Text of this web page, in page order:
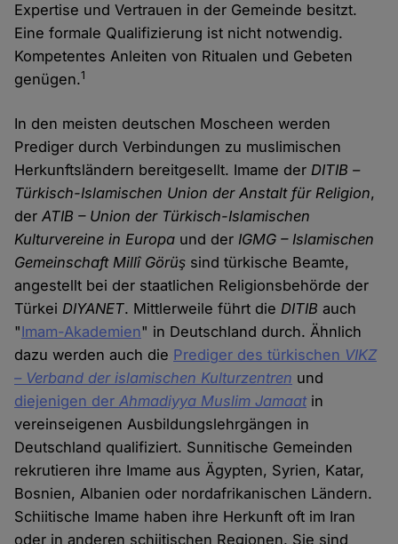
Expertise und Vertrauen in der Gemeinde besitzt.
Eine formale Qualifizierung ist nicht notwendig.
Kompetentes Anleiten von Ritualen und Gebeten
genügen.1
In den meisten deutschen Moscheen werden
Prediger durch Verbindungen zu muslimischen
Herkunftsländern bereitgesellt. Imame derDITIB –
Türkisch-Islamischen Union der Anstalt für Religion,
derATIB – Union der Türkisch-Islamischen
Kulturvereine in Europa und derIGMG – Islamischen
Gemeinschaft Millî Görüş sind türkische Beamte,
angestellt bei der staatlichen Religionsbehörde der
TürkeiDIYANET. Mittlerweile führt dieDITIB auch
"Imam-Akademien" in Deutschland durch. Ähnlich
dazu werden auch die Prediger des türkischen VIKZ
– Verband der islamischen Kulturzentren und
diejenigen derAhmadiyya Muslim Jamaatin
vereinseigenen Ausbildungslehrgängen in
Deutschland qualifiziert. Sunnitische Gemeinden
rekrutieren ihre Imame aus Ägypten, Syrien, Katar,
Bosnien, Albanien oder nordafrikanischen Ländern.
Schiitische Imame haben ihre Herkunft oft im Iran
oder in anderen schiitischen Regionen. Sie sind